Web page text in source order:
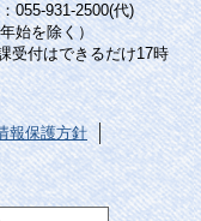
055-931-2500(代)
始を除く）
受付はできるだけ17時
報保護方針